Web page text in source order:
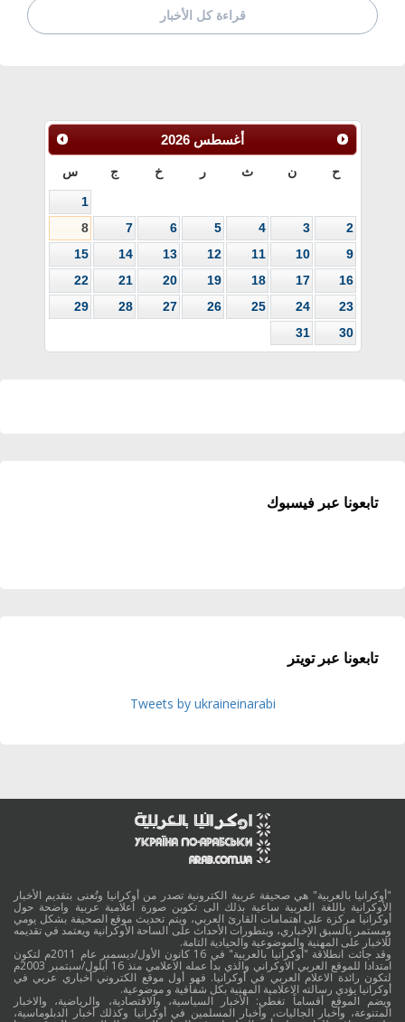
قراءة كل الأخبار
أغسطس 2026
ح ن ث ر خ ج س
1
2
3
4
5
6
7
8
9
10
11
12
13
14
15
16
17
18
19
20
21
22
23
24
25
26
27
28
29
30
31
تابعونا عبر فيسبوك
تابعونا عبر تويتر
Tweets by ukraineinarabi
"أوكرانيا بالعربية" هي صحيفة عربية الكترونية تصدر من أوكرانيا وتُعنى بتقديم الأخبار
الأوكرانية باللغة العربية ساعية بذلك الى تكوين صورة اعلامية عربية واضحة حول
أوكرانيا مركزة على اهتمامات القارئ العربي، ويتم تحديث موقع الصحيفة بشكل يومي
ومستمر بالسبق الإخباري، وبتطورات الأحداث على الساحة الأوكرانية ويعتمد في تقديمه
للاخبار على المهنية والموضوعية والحيادية التامة.
وقد جائت انطلاقة "أوكرانيا بالعربية" في 16 كانون الأول/ديسمبر عام 2011م لتكون
امتدادا للموقع العربي الاوكراني والذي بدأ عمله الاعلامي منذ 16 أيلول/سبتمبر 2003م
لتكون رائدة الاعلام العربي في أوكرانيا. فهو أول موقع الكتروني أخباري عربي في
أوكرانيا يؤدي رسالته الاعلامية المهنية بكل شفافية و موضوعية.
ويضم الموقع أقساماً تغطي: الأخبار السياسية، والاقتصادية، والرياضية، والاخبار
المتنوعة، وأخبار الجاليات، وأخبار المسلمين في أوكرانيا وكذلك أخبار الدبلوماسية،